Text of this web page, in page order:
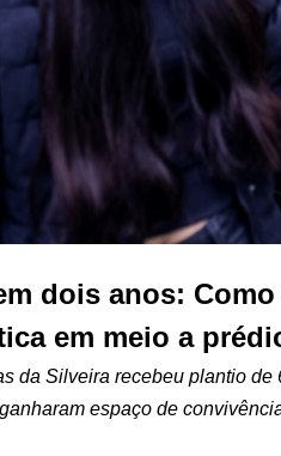
dois anos:
em meio a
da Silveira recebeu plantio
espaço de